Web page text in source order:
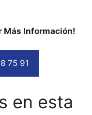
Más Información!
75 91
en esta